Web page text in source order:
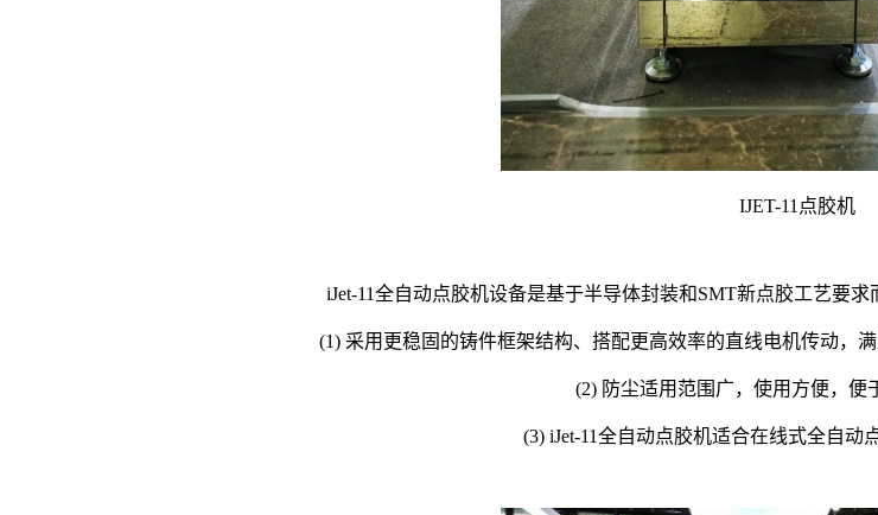
IJET-11点胶机
iJet-11全自动点胶机设备是基于半导体封装和SMT新点胶工艺要
(1) 采用更稳固的铸件框架结构、搭配更高效率的直线电机传动，
(2) 防尘适用范围广，使用方便，便
(3) iJet-11全自动点胶机适合在线式全自动